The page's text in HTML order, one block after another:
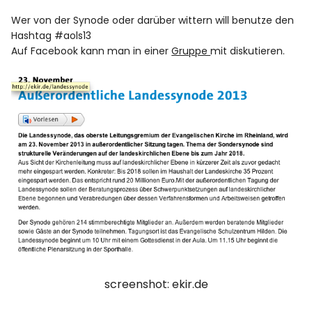
Wer von der Synode oder darüber wittern will benutze den
Hashtag #aols13
Auf Facebook kann man in einerGruppemit diskutieren.
screenshot: ekir.de